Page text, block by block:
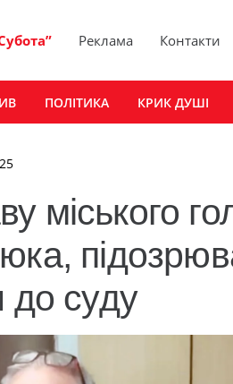
Реклама Контакти
ПОЛІТИКА КРИК ДУШІ
міського
до суду